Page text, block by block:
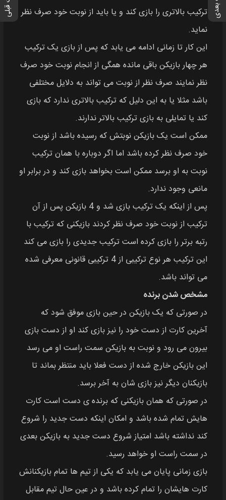
ترکیب بالاتری را بازی کند و یا باید از نوبت خود صرف نظر
نماید.
این کار تا زمانی ادامه می‌ یابد که پس از بازی یک ترکیب
هر چهار بازیکن باقی‌ مانده همگی از انجام نوبت خود صرف
نظر نمایند صرف نظر از نوبت می تواند به دلایل مختلفی
باشد مثلا یا به این دلیل که ترکیب بالاتری ندارد که بازی
کند یا تمایلی به بازی ترکیب بالاتر ندارند.
ممکن است یک بازیکن نوبتش که رسیده باشد از نوبت
خود صرف نظر کرده باشد اما اگر دوباره با همان ترکیب
نوبت به او برسد ممکن است بخواهد بازی کند و در برابر او
مانعی وجود ندارد.
پس از اینکه یک ترکیب بازی شد و 4 بازیکن پس از آن
ترکیب از نوبت خود صرف نظر کردند بازیکنی که ترکیب با
رتبه برتر را بازی کرده است ترکیب جدیدی را بازی می کند
این ترکیب هر نوع ترکیبی از 4 ترکیبی قانونی معرفی شده
می تواند باشد.
مشخص شدن برنده
در صورتی که یک بازیکن در حین بازی موفق شود که
آخرین کارت از دست خود را نیز بازی کند او از دست بازی
بیرون می رود و نوبت به بازیکن سمت راست او می رسد
این بازیکن خارج شده از دست فعلا باید منتظر بماند تا
بازیکنان دیگر نیز بازی‌ شان به آخر برسد.
در صورتی که همان بازیکنی که برنده‌ ی دست است کارت‌
هایش تمام شده باشد و امکان اینکه دست جدید را شروع
کند نداشته باشد امتیاز شروع دست جدید به بازیکن بعدی
در سمت راست او خواهد رسید.
بازی زمانی پایان می یابد که یکی از تیم ها تمام بازیکنانش
کارت‌ هایشان را تمام کرده باشد و در عین حال تیم مقابل